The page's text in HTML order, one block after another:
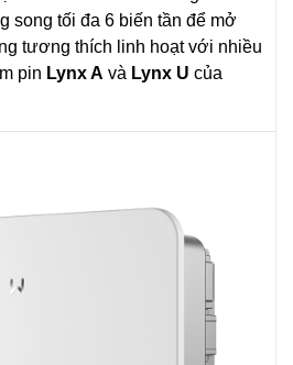
song tối đa 6 biến tần để mở
tương thích linh hoạt với nhiều
pin Lynx A và Lynx U của